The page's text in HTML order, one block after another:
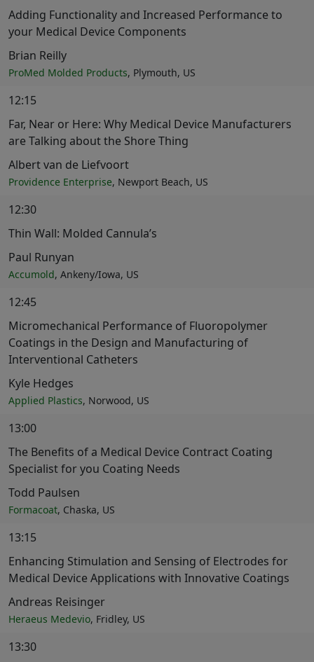
Adding Functionality and Increased Performance to
your Medical Device Components
Brian Reilly
ProMed Molded Products, Plymouth, US
12:15
Far, Near or Here: Why Medical Device Manufacturers
are Talking about the Shore Thing
Albert van de Liefvoort
Providence Enterprise, Newport Beach, US
12:30
Thin Wall: Molded Cannula’s
Paul Runyan
Accumold, Ankeny/Iowa, US
12:45
Micromechanical Performance of Fluoropolymer
Coatings in the Design and Manufacturing of
Interventional Catheters
Kyle Hedges
Applied Plastics, Norwood, US
13:00
The Benefits of a Medical Device Contract Coating
Specialist for you Coating Needs
Todd Paulsen
Formacoat, Chaska, US
13:15
Enhancing Stimulation and Sensing of Electrodes for
Medical Device Applications with Innovative Coatings
Andreas Reisinger
Heraeus Medevio, Fridley, US
13:30